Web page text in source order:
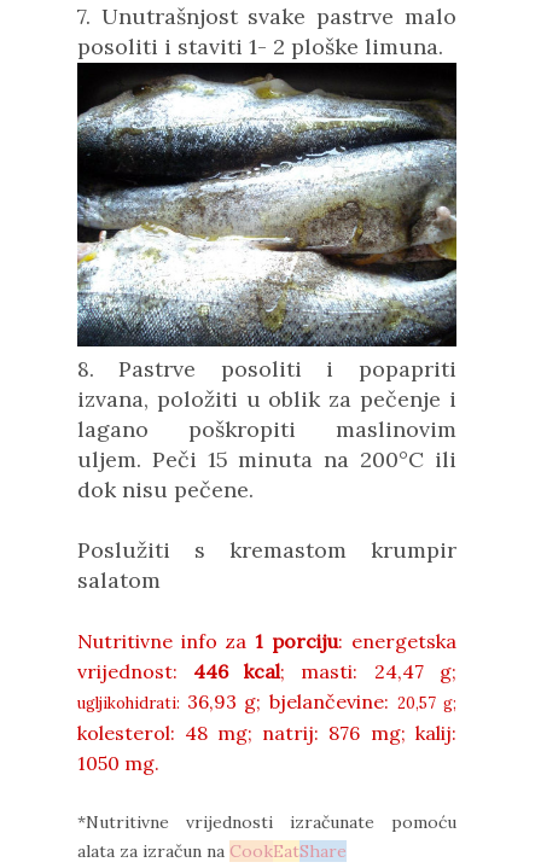
7. Unutrašnjost svake pastrve malo
posoliti i staviti 1- 2 ploške limuna.
8. Pastrve posoliti i popapriti
izvana, položiti u oblik za pečenje i
lagano poškropiti maslinovim
uljem. Peči 15 minuta na 200°C ili
dok nisu pečene.
Poslužiti s kremastom krumpir
salatom
Nutritivne info za1 porciju: energetska
vrijednost: 446 kcal; masti: 24,47 g;
ugljikohidrati: 36,93 g;bjelančevine: 20,57 g;
kolesterol: 48 mg; natrij: 876 mg; kalij:
1050 mg.
*Nutritivne vrijednosti izračunate pomoću
alata za izračun na CookEatShare